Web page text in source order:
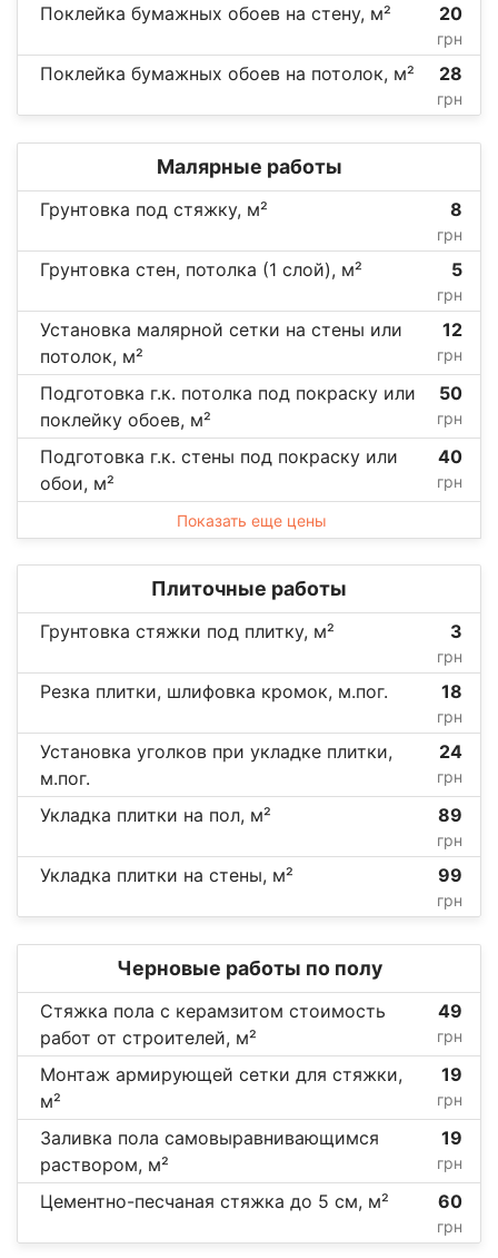
Поклейка бумажных обоев на стену, м² 20
грн
Поклейка бумажных обоев на потолок, м² 28
грн
Малярные работы
Грунтовка под стяжку, м² 8
грн
Грунтовка стен, потолка (1 слой), м² 5
грн
Установка малярной сетки на стены или
потолок, м²
12
грн
Подготовка г.к. потолка под покраску или
поклейку обоев, м²
50
грн
Подготовка г.к. стены под покраску или
обои, м²
40
грн
Показать еще цены
Плиточные работы
Грунтовка стяжки под плитку, м² 3
грн
Резка плитки, шлифовка кромок, м.пог. 18
грн
Установка уголков при укладке плитки,
м.пог.
24
грн
Укладка плитки на пол, м² 89
грн
Укладка плитки на стены, м² 99
грн
Черновые работы по полу
Стяжка пола с керамзитом стоимость
работ от строителей, м²
49
грн
Монтаж армирующей сетки для стяжки,
м²
19
грн
Заливка пола самовыравнивающимся
раствором, м²
19
грн
Цементно-песчаная стяжка до 5 см, м² 60
грн